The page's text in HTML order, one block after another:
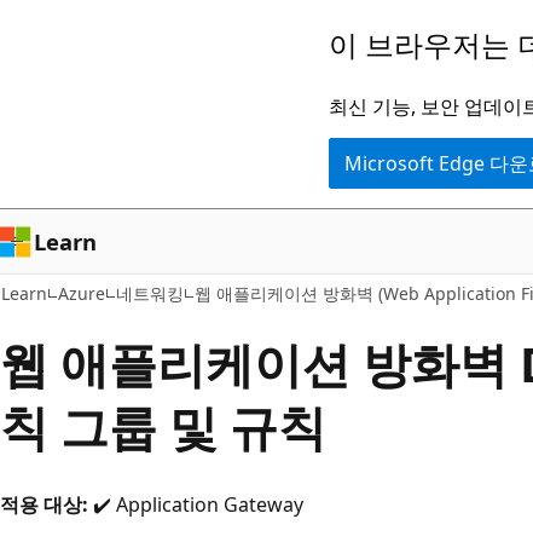
로
건
너
뛰
기
이 브라우저는
최신 기능, 보안 업데
Microsoft Edge 다운
Learn
Learn Azure 네트워킹 웹 애플리케이션 방화벽 (Web Application
웹 애플리케이션 방화벽
칙 그룹 및 규칙
적용 대상: ✔️ Application Gateway